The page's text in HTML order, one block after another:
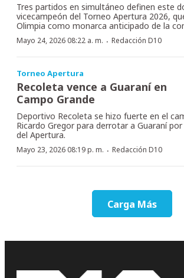
Tres partidos en simultáneo definen este
vicecampeón del Torneo Apertura 2026,
Olimpia como monarca anticipado de la
Mayo 24, 2026 08:22 a. m. · Redacción D10
Torneo Apertura
Recoleta vence a Guaraní en
Campo Grande
Deportivo Recoleta se hizo fuerte en el
Ricardo Gregor para derrotar a Guaraní
del Apertura.
Mayo 23, 2026 08:19 p. m. · Redacción D10
Carga Más